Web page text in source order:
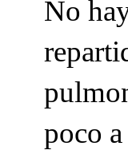
No
poco